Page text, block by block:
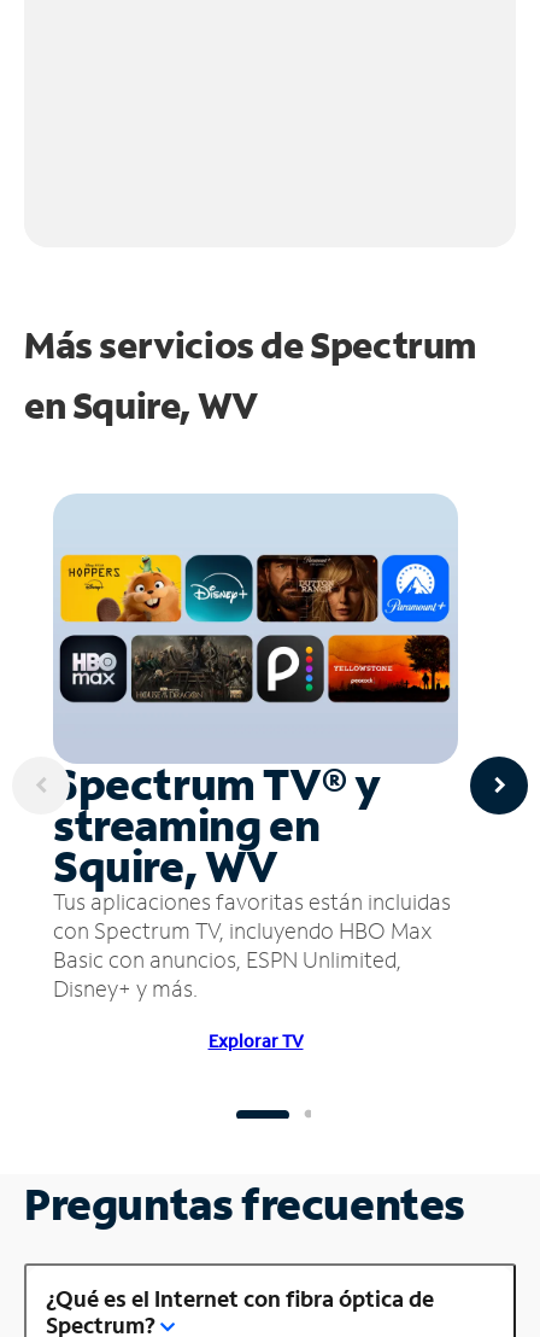
Más servicios de Spectrum
enSquire, WV
Spectrum TV® y
streaming en
Squire, WV
Tus aplicaciones favoritas están incluidas
con Spectrum TV, incluyendo HBO Max
Basic con anuncios, ESPN Unlimited,
Disney+ y más.
Explorar TV
Preguntas frecuentes
¿Qué es el Internet con fibra óptica de
Spectrum?